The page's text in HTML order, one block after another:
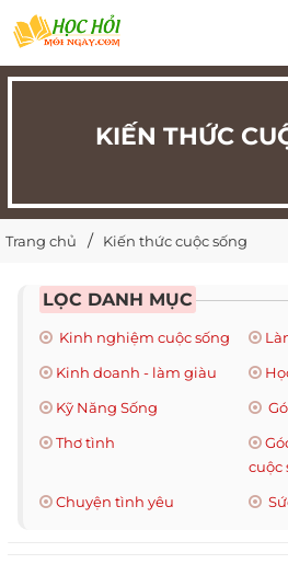
KIẾN THỨC
Trang chủ Kiến thức cuộc sống
LỌC DANH MỤC
Kinh nghiệm cuộc sống
Kinh doanh - làm giàu
Kỹ Năng Sống
Thơ tình
cuộc
Chuyện tình yêu